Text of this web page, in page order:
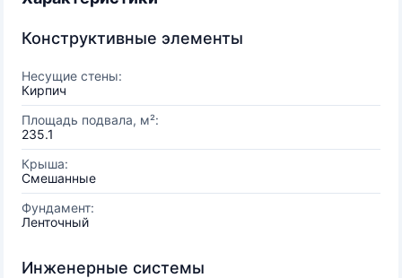
Конструктивные элементы
Несущие стены:
Кирпич
Площадь подвала, м²:
235.1
Крыша:
Смешанные
Фундамент:
Ленточный
Инженерные системы